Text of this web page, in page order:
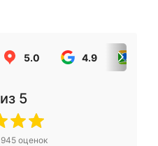
5.0 4.9
из 5
945оценок